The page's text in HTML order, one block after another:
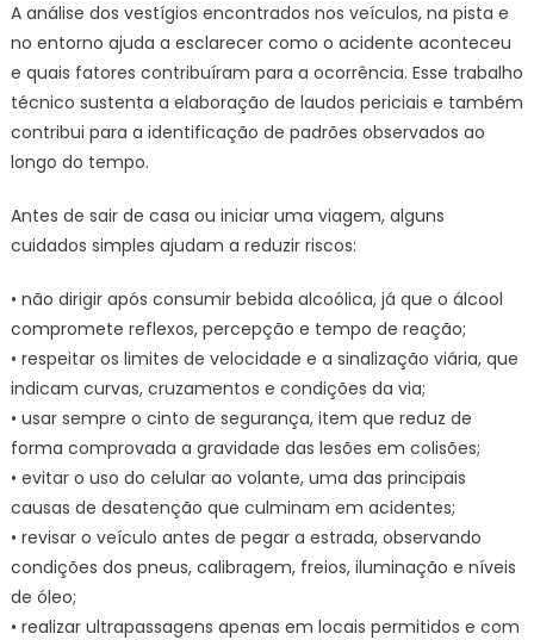
A análise dos vestígios encontrados nos veículos, na pista e
no entorno ajuda a esclarecer como o acidente aconteceu
e quais fatores contribuíram para a ocorrência. Esse trabalho
técnico sustenta a elaboração de laudos periciais e também
contribui para a identificação de padrões observados ao
longo do tempo.
Antes de sair de casa ou iniciar uma viagem, alguns
cuidados simples ajudam a reduzir riscos:
• não dirigir após consumir bebida alcoólica, já que o álcool
compromete reflexos, percepção e tempo de reação;
• respeitar os limites de velocidade e a sinalização viária, que
indicam curvas, cruzamentos e condições da via;
• usar sempre o cinto de segurança, item que reduz de
forma comprovada a gravidade das lesões em colisões;
• evitar o uso do celular ao volante, uma das principais
causas de desatenção que culminam em acidentes;
• revisar o veículo antes de pegar a estrada, observando
condições dos pneus, calibragem, freios, iluminação e níveis
de óleo;
• realizar ultrapassagens apenas em locais permitidos e com